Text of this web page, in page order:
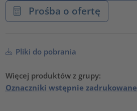
Prośba o ofertę
Pliki do pobrania
Więcej produktów z grupy:
Oznaczniki wstępnie zadrukowane